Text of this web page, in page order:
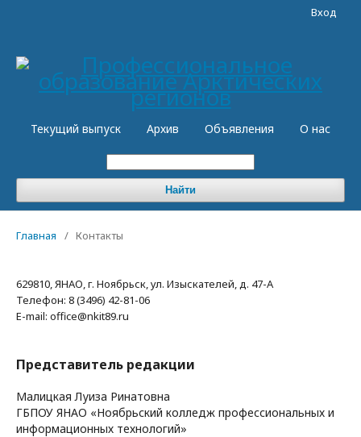
Текущий выпуск Архив Объявления О нас
Найти
Вход
Главная / Контакты
629810, ЯНАО, г. Ноябрьск, ул. Изыскателей, д. 47-А
Телефон: 8 (3496) 42-81-06
E-mail: office@nkit89.ru
Представитель редакции
Малицкая Луиза Ринатовна
ГБПОУ ЯНАО «Ноябрьский колледж профессиональных и
информационных технологий»